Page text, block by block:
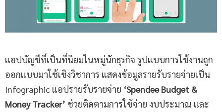
แอปบัญชีที่เป็นที่นิยมในหมู่นักธุรกิจ รูปแบบการใช้งานถูก
ออกแบบมาใช้เชิงวิชาการ แสดงข้อมูลรายรับรายจ่ายเป็น
Infographic แอปรายรับรายจ่าย ‘Spendee Budget &
Money Tracker’ ช่วยติดตามการใช้จ่าย งบประมาณ และ